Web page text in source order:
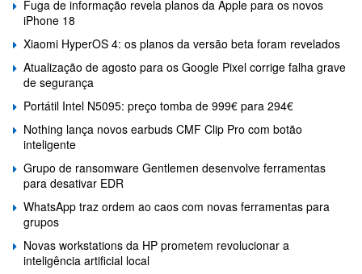
Fuga de informação revela planos da Apple para os novos
iPhone 18
Xiaomi HyperOS 4: os planos da versão beta foram revelados
Atualização de agosto para os Google Pixel corrige falha grave
de segurança
Portátil Intel N5095: preço tomba de 999€ para 294€
Nothing lança novos earbuds CMF Clip Pro com botão
inteligente
Grupo de ransomware Gentlemen desenvolve ferramentas
para desativar EDR
WhatsApp traz ordem ao caos com novas ferramentas para
grupos
Novas workstations da HP prometem revolucionar a
inteligência artificial local